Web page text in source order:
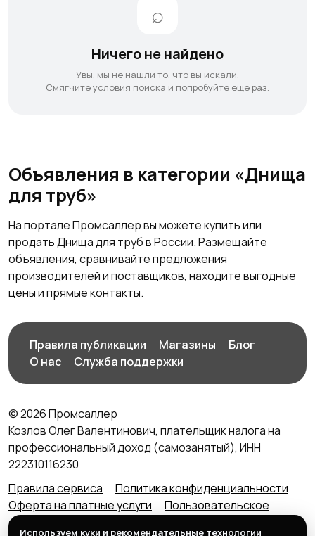
Ничего не найдено
Увы, мы не нашли то, что вы искали.
Смягчите условия поиска и попробуйте еще раз.
Объявления в категории «Днища
для труб»
На портале Промсаллер вы можете купить или
продать Днища для труб в России. Размещайте
объявления, сравнивайте предложения
производителей и поставщиков, находите выгодные
цены и прямые контакты.
Правила публикации Магазины
Блог
О нас
Служба поддержки
© 2026 Промсаллер
Козлов Олег Валентинович, плательщик налога на
профессиональный доход (самозанятый), ИНН
222310116230
Правила сервиса
Политика конфиденциальности
Оферта на платные услуги
Пользовательское
соглашение
Используем куки и рекомендательные технологии